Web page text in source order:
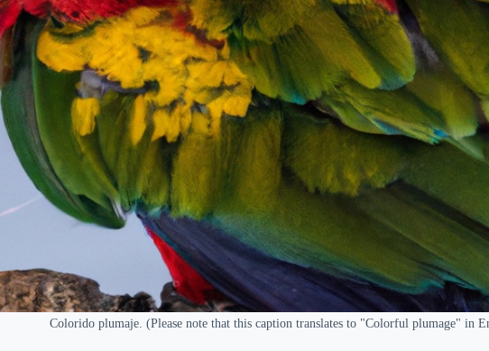
Colorido plumaje. (Please note that this caption translates to "Colorful plumage" in